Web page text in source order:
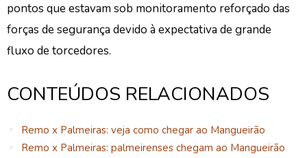
pontos que estavam sob monitoramento reforçado das
forças de segurança devido à expectativa de grande
fluxo de torcedores.
CONTEÚDOS RELACIONADOS
Remo x Palmeiras: veja como chegar ao Mangueirão
Remo x Palmeiras: palmeirenses chegam ao Mangueirão